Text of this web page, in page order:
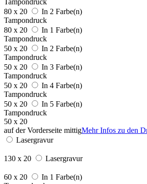
80 x 20
In 2 Farbe(n)
Tampondruck
80 x 20
In 1 Farbe(n)
Tampondruck
50 x 20
In 2 Farbe(n)
Tampondruck
50 x 20
In 3 Farbe(n)
Tampondruck
50 x 20
In 4 Farbe(n)
Tampondruck
50 x 20
In 5 Farbe(n)
Tampondruck
50 x 20
auf der Vorderseite mittigMehr Infos zu den
Lasergravur
130 x 20 Lasergravur
60 x 20
In 1 Farbe(n)